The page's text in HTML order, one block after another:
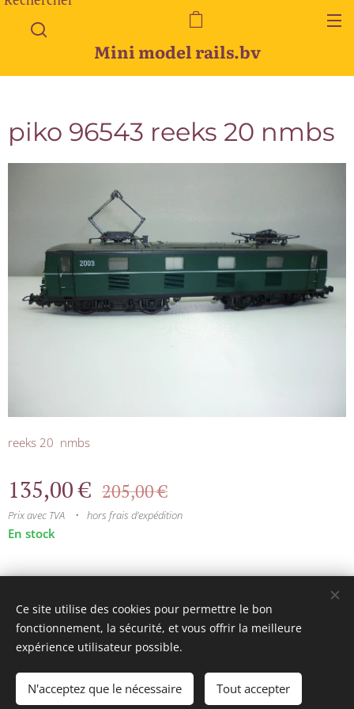
Mini model rails.bv
piko 96543 reeks 20 nmbs
reeks 20 nmbs
135,00€ 205,00€
Prix avec TVA hors frais d'expédition
En stock
mini model rails
Langues
Français
Nederlands
Ce site utilise des cookies pour permettre le bon
fonctionnement, la sécurité, et vous offrir la meilleure
expérience utilisateur possible.
N'acceptez que le nécessaire Tout accepter